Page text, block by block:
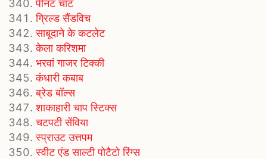
पीनट चाट
ग्रिल्ड सैंडविच
साबूदाने के कटलेट
केला करिशमा
भरवां गाजर टिक्की
कंधारी कबाब
ब्रेड बॉल्स
शाकाहारी चाप स्टिक्स
चटपटी सेंविया
स्प्राउट उत्तपम
स्वीट एंड साल्टी पोटैटो रिंग्स